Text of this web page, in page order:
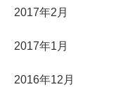
2017年2月
2017年1月
2016年12月